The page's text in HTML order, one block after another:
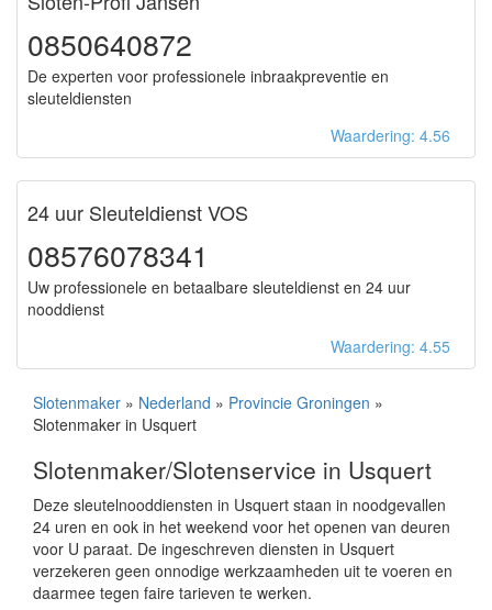
0850640872
De experten voor professionele inbraakpreventie en
sleuteldiensten
Waardering: 4.56
24 uur Sleuteldienst VOS
08576078341
Uw professionele en betaalbare sleuteldienst en 24 uur
nooddienst
Waardering: 4.55
Slotenmaker » Nederland » Provincie Groningen »
Slotenmaker in Usquert
Slotenmaker/Slotenservice in Usquert
Deze sleutelnooddiensten in Usquert staan in noodgevallen
24 uren en ook in het weekend voor het openen van deuren
voor U paraat. De ingeschreven diensten in Usquert
verzekeren geen onnodige werkzaamheden uit te voeren en
daarmee tegen faire tarieven te werken.